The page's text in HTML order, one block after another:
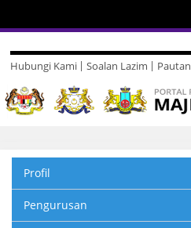
Hubungi Kami
Direktori
Maklum Balas
Soalan Lazim Pautan
Profil
Pengurusan